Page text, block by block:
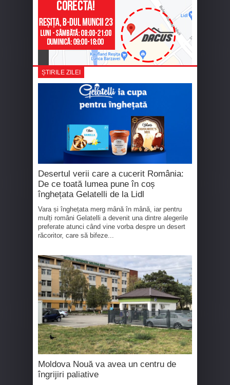
ȘTIRILE ZILEI
Desertul verii care a cucerit România:
De ce toată lumea pune în coș
înghețata Gelatelli de la Lidl
Vara și înghețata merg mână în mână, iar pentru
mulți români Gelatelli a devenit una dintre alegerile
preferate atunci când vine vorba despre un desert
răcoritor, care să bifeze...
Moldova Nouă va avea un centru de
îngrijiri paliative